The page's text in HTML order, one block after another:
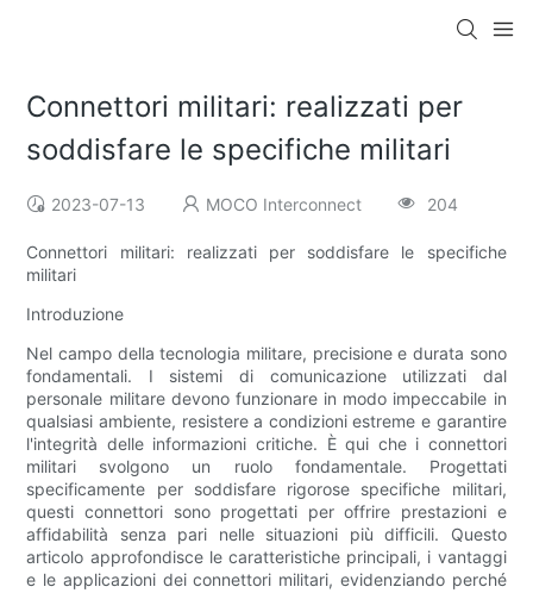
Connettori militari: realizzati per
soddisfare le specifiche militari
2023-07-13 MOCO Interconnect 204
Connettori militari: realizzati per soddisfare le specifiche
militari
Introduzione
Nel campo della tecnologia militare, precisione e durata sono
fondamentali. I sistemi di comunicazione utilizzati dal
personale militare devono funzionare in modo impeccabile in
qualsiasi ambiente, resistere a condizioni estreme e garantire
l'integrità delle informazioni critiche. È qui che i connettori
militari svolgono un ruolo fondamentale. Progettati
specificamente per soddisfare rigorose specifiche militari,
questi connettori sono progettati per offrire prestazioni e
affidabilità senza pari nelle situazioni più difficili. Questo
articolo approfondisce le caratteristiche principali, i vantaggi
e le applicazioni dei connettori militari, evidenziando perché